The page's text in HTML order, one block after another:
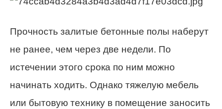
Прочность залитые бетонные полы наберут
не ранее, чем через две недели. По
истечении этого срока по ним можно
начинать ходить. Однако тяжелую мебель
или бытовую технику в помещение заносить